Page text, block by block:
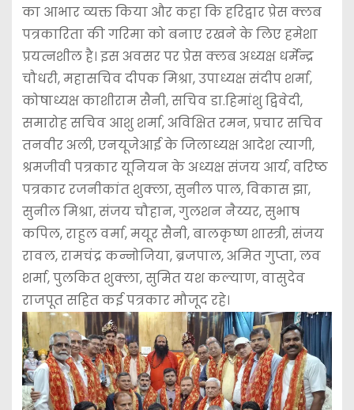
का आभार व्यक्त किया और कहा कि हरिद्वार प्रेस क्लब
पत्रकारिता की गरिमा को बनाए रखने के लिए हमेशा
प्रयत्नशील है। इस अवसर पर प्रेस क्लब अध्यक्ष धर्मेन्द्र
चौधरी, महासचिव दीपक मिश्रा, उपाध्यक्ष संदीप शर्मा,
कोषाध्यक्ष काशीराम सैनी, सचिव डा.हिमांशु द्विवेदी,
समारोह सचिव आशु शर्मा, अविक्षित रमन, प्रचार सचिव
तनवीर अली, एनयूजेआई के जिलाध्यक्ष आदेश त्यागी,
श्रमजीवी पत्रकार यूनियन के अध्यक्ष संजय आर्य, वरिष्ठ
पत्रकार रजनीकांत शुक्ला, सुनील पाल, विकास झा,
सुनील मिश्रा, संजय चौहान, गुलशन नैय्यर, सुभाष
कपिल, राहुल वर्मा, मयूर सैनी, बालकृष्ण शास्त्री, संजय
रावल, रामचंद्र कन्नोजिया, ब्रजपाल, अमित गुप्ता, लव
शर्मा, पुलकित शुक्ला, सुमित यश कल्याण, वासुदेव
राजपूत सहित कई पत्रकार मौजूद रहे।